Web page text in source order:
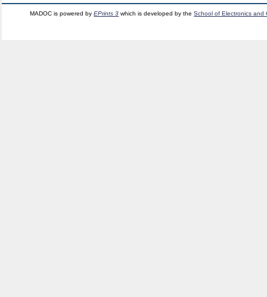
MADOC is powered byEPrints 3 which is developed by theSchool of Electronics and